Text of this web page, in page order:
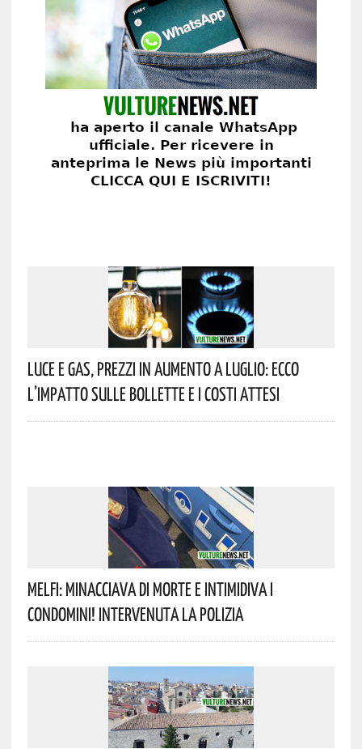
Luce E Gas, Prezzi In Aumento A Luglio: Ecco
L’impatto Sulle Bollette E I Costi Attesi
Melfi: Minacciava Di Morte E Intimidiva I
Condomini! Intervenuta La Polizia